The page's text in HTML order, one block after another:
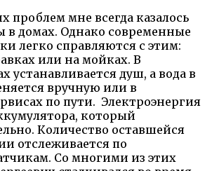
проблем мне всегда казалось
в домах. Однако современные
легко справляются с этим:
или на мойках. В
устанавливается душ, а вода в
вручную или в
по пути. Электроэнергия
который
Количество оставшейся
отслеживается по
Со многими из этих